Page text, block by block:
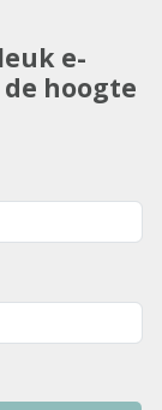
e-
hoogte